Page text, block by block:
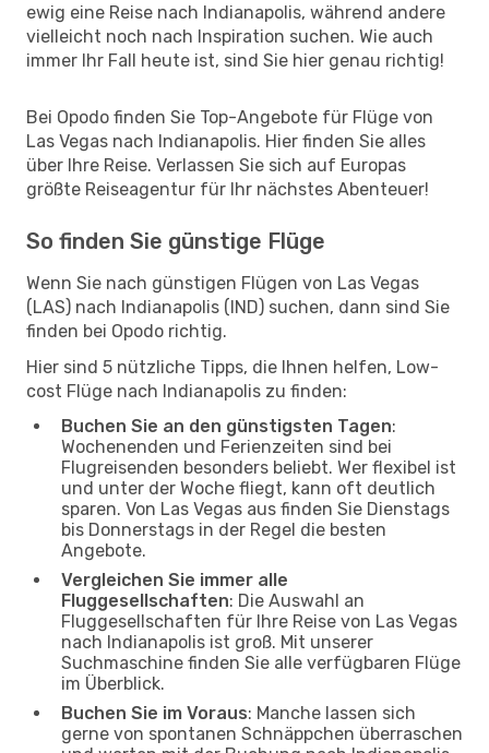
ewig eine Reise nach Indianapolis, während andere
vielleicht noch nach Inspiration suchen. Wie auch
immer Ihr Fall heute ist, sind Sie hier genau richtig!
Bei Opodo finden Sie Top-Angebote für Flüge von
Las Vegas nach Indianapolis. Hier finden Sie alles
über Ihre Reise. Verlassen Sie sich auf Europas
größte Reiseagentur für Ihr nächstes Abenteuer!
So finden Sie günstige Flüge
Wenn Sie nach günstigen Flügen von Las Vegas
(LAS) nach Indianapolis (IND) suchen, dann sind Sie
finden bei Opodo richtig.
Hier sind 5 nützliche Tipps, die Ihnen helfen, Low-
cost Flüge nach Indianapolis zu finden:
Buchen Sie an den günstigsten Tagen:
Wochenenden und Ferienzeiten sind bei
Flugreisenden besonders beliebt. Wer flexibel ist
und unter der Woche fliegt, kann oft deutlich
sparen. Von Las Vegas aus finden Sie Dienstags
bis Donnerstags in der Regel die besten
Angebote.
Vergleichen Sie immer alle
Fluggesellschaften: Die Auswahl an
Fluggesellschaften für Ihre Reise von Las Vegas
nach Indianapolis ist groß. Mit unserer
Suchmaschine finden Sie alle verfügbaren Flüge
im Überblick.
Buchen Sie im Voraus: Manche lassen sich
gerne von spontanen Schnäppchen überraschen